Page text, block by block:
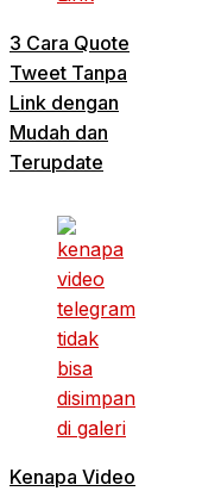
3 Cara Quote
Tweet Tanpa
Link dengan
Mudah dan
Terupdate
Kenapa Video